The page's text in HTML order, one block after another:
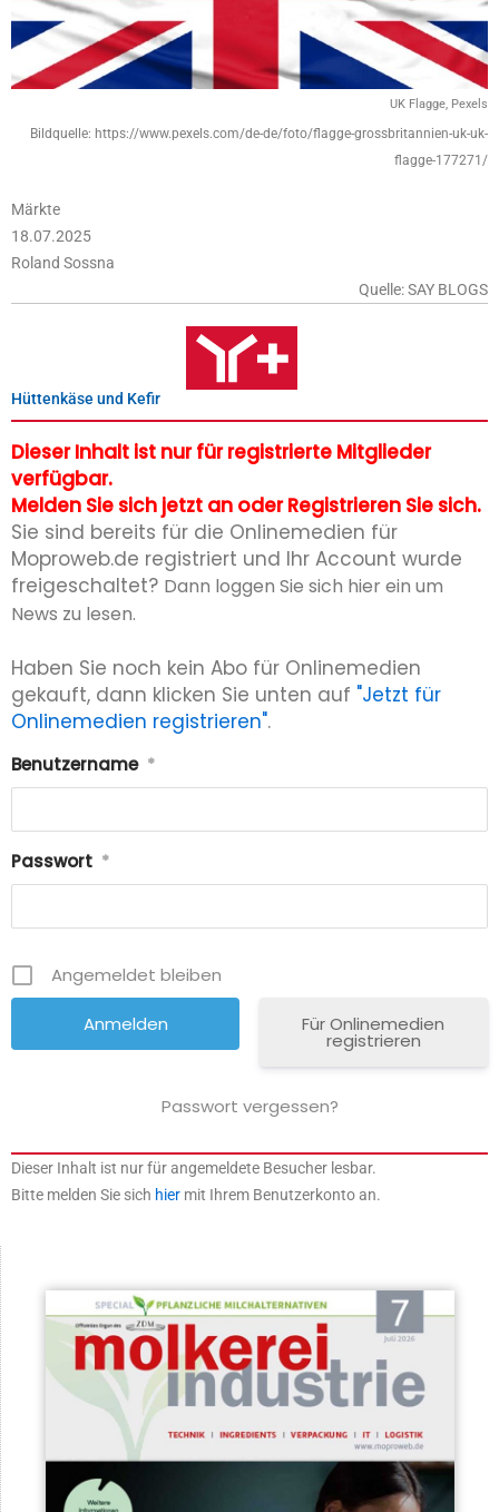
UK Flagge, Pexels
Bildquelle: https://www.pexels.com/de-de/foto/flagge-grossbritannien-uk-uk-
flagge-177271/
Märkte
18.07.2025
Roland Sossna
Quelle: SAY BLOGS
Hüttenkäse und Kefir
Dieser Inhalt ist nur für registrierte Mitglieder
verfügbar.
Melden Sie sich jetzt an oder Registrieren Sie sich.
Sie sind bereits für die Onlinemedien für
Moproweb.de registriert und Ihr Account wurde
freigeschaltet? Dann loggen Sie sich hier ein um
News zu lesen.
Haben Sie noch kein Abo für Onlinemedien
gekauft, dann klicken Sie unten auf "Jetzt für
Onlinemedien registrieren".
Benutzername *
Passwort *
Angemeldet bleiben
Für Onlinemedien
registrieren
Passwort vergessen?
Dieser Inhalt ist nur für angemeldete Besucher lesbar.
Bitte melden Sie sich hier mit Ihrem Benutzerkonto an.